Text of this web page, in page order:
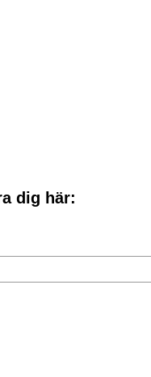
dig här: